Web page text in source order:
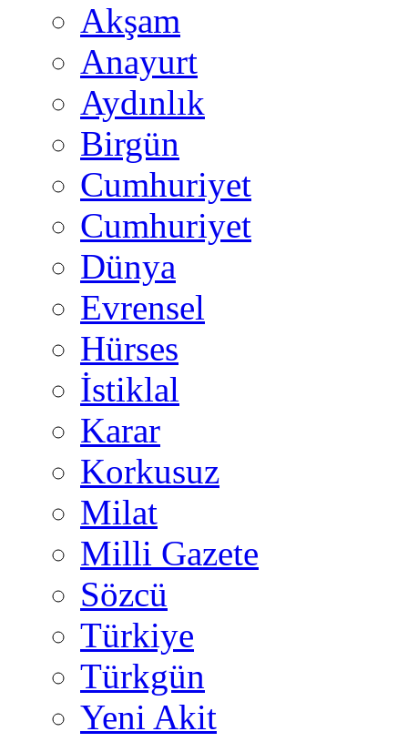
Akşam
Anayurt
Aydınlık
Birgün
Cumhuriyet
Cumhuriyet
Dünya
Evrensel
Hürses
İstiklal
Karar
Korkusuz
Milat
Milli Gazete
Sözcü
Türkiye
Türkgün
Yeni Akit